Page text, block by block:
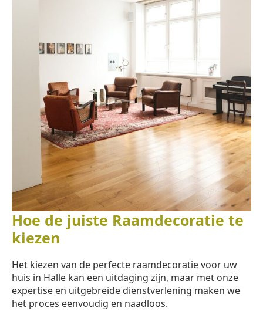
Hoe de juiste Raamdecoratie te
kiezen
Het kiezen van de perfecte raamdecoratie voor uw
huis in Halle kan een uitdaging zijn, maar met onze
expertise en uitgebreide dienstverlening maken we
het proces eenvoudig en naadloos.